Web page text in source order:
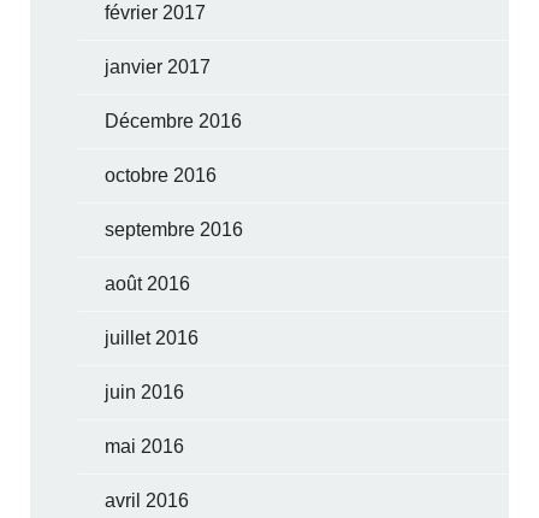
février 2017
janvier 2017
Décembre 2016
octobre 2016
septembre 2016
août 2016
juillet 2016
juin 2016
mai 2016
avril 2016